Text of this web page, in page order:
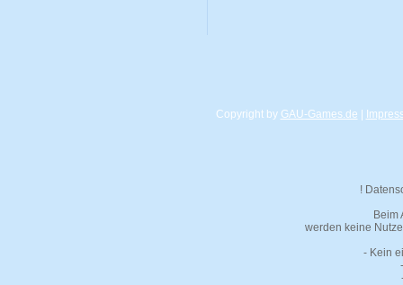
Copyright by GAU-Games.de
!
Beim
werden keine
- Kein